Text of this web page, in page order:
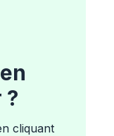
cliquant